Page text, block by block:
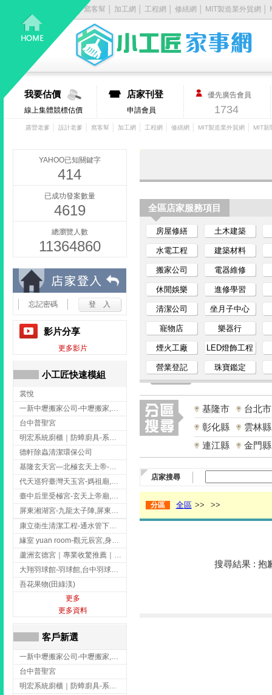
居
家
大
小
事，
找
它
有
丿
步-
小
匠
家
事
│窩客幫 加工網 工程網 修繕網 MIT製造業外貿網
我要估價
線上集體競標估價
店家刊登
申請會員
優先廣告會員
1734
露營老爹 設計老爹 窩客幫 加工網│ 工程網│ 修繕網│ MIT製造業外貿網│ MIT新
YAHOO已知關鍵字
414
已成功發案數量
4619
總瀏覽人數
11364860
忘記密碼
影片分享
更多影片
小工匠快速模組
裳悅
一新中壢搬家公司-中壢搬家,中壢搬家公司推薦,桃園搬家推薦,桃園搬家公司
台中普聖宮
明宏系統廚櫃｜防蟑廚具-系統廚櫃安裝,台中系統廚櫃安裝,彰化系統廚櫃安裝,台南系統廚櫃安裝,台中防蟑
德軒除蟲清潔環保公司
基隆玄天宮—北極玄天上帝-玄天上帝廟,拜玄天上帝,基隆玄天上帝廟,安樂區玄天上帝廟,
代天巡狩臺灣天玉宮-媽祖廟,拜媽祖,雲林媽祖廟,雲林拜媽祖,
臺中后里受極宮-玄天上帝廟,拜玄天上帝,台中玄天上帝廟,后里玄天上帝廟,
屏東湘湖宮-九龍太子陣,屏東九龍太子陣
康立衛生清潔工程-通水管下水道 清排水溝 台北抽水肥 台北洗污水管 桃園洗污水管下水道
緣室 yuan room-觀元辰宮,身心靈課程,台中觀元辰宮,台中身心靈課程,西屯觀元辰宮
蘆洲玄德宮｜專業收驚推薦｜問事服務｜點燈祭改｜補財補運-玄天上帝廟,問事,台北玄天上帝廟,蘆洲問事,
大翔羽球館-羽球館,台中羽球館,台中羽球場地出租,台中專業羽球館
吾花果物(田綠渼)
更多
更多資料
客戶新選
一新中壢搬家公司-中壢搬家,中壢搬家公司推薦,桃園搬家推薦,桃園搬家公司
台中普聖宮
明宏系統廚櫃｜防蟑廚具-系統廚櫃安裝,台中系統廚櫃安裝,彰化系統廚櫃安裝,台南系統廚櫃安裝,台中防蟑
全區店家服務項目
房屋修繕 土木建築
水電工程 建築材料
搬家公司 電器維修
休閒娛樂 進修學習
清潔公司 坐月子中心
寵物店 樂器行
煙火工廠 LED燈飾工程
營業登記 珠寶鑑定
基隆市
台北市
彰化縣
雲林縣
連江縣
金門縣
店家搜尋
分區 全區 >> >>
搜尋結果 : 抱